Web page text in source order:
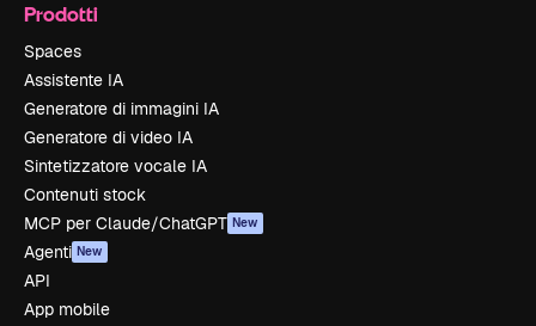
Prodotti
Spaces
Assistente IA
Generatore di immagini IA
Generatore di video IA
Sintetizzatore vocale IA
Contenuti stock
MCP per Claude/ChatGPT New
Agenti New
API
App mobile